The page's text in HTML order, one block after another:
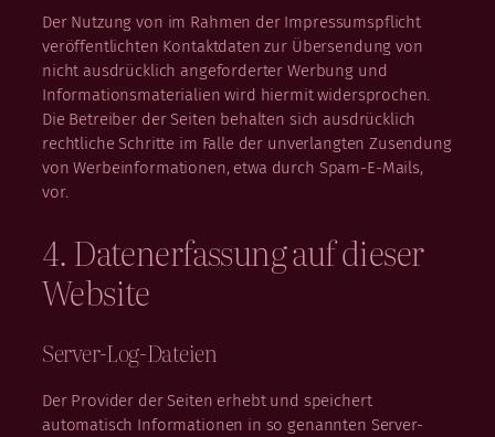
Der Nutzung von im Rahmen der Impressumspflicht
veröffentlichten Kontaktdaten zur Übersendung von
nicht ausdrücklich angeforderter Werbung und
Informationsmaterialien wird hiermit widersprochen.
Die Betreiber der Seiten behalten sich ausdrücklich
rechtliche Schritte im Falle der unverlangten Zusendung
von Werbeinformationen, etwa durch Spam-E-Mails,
vor.
4. Datenerfassung auf dieser
Website
Server-Log-Dateien
Der Provider der Seiten erhebt und speichert
automatisch Informationen in so genannten Server-